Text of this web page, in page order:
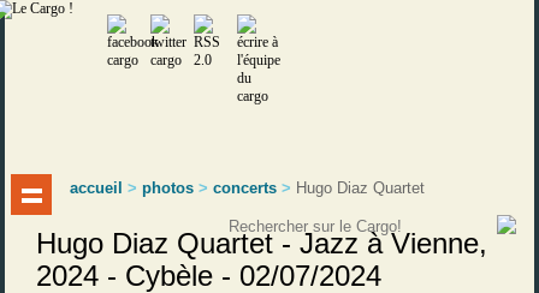
accueil >photos >concerts > Hugo Diaz Quartet
Hugo Diaz Quartet - Jazz à Vienne,
2024 - Cybèle - 02/07/2024